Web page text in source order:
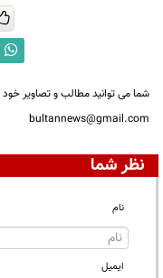
شما می توانید مطالب و تصاویر خود
bultannews@gmail.com
نظر شما
نام
ایمیل